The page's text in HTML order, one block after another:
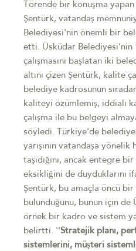
Törende bir konuşma yapan
Şentürk, vatandaş
Belediyesi'nin önemli bir
etti. Üsküdar Belediyesi'nin
çalışmasını başlatan iki
altını çizen Şentürk, kalite
belediye kadrosunun
kaliteyi özümlemiş, iddialı
çalışma ile bu belgeyi
söyledi. Türkiye'de
yarışının vatandaşa
taşıdığını, ancak entegre
eksikliğini de duyduklarını
Şentürk, bu amaçla öncü
bulunduğunu, bunun için de
örnek bir kadro ve sistem
belirtti. ''Stratejik planı,
sistemlerini, müşteri